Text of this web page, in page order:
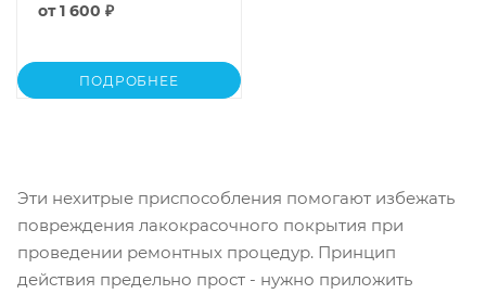
от1 600 ₽
ПОДРОБНЕЕ
Эти нехитрые приспособления помогают избежать
повреждения лакокрасочного покрытия при
проведении ремонтных процедур. Принцип
действия предельно прост - нужно приложить